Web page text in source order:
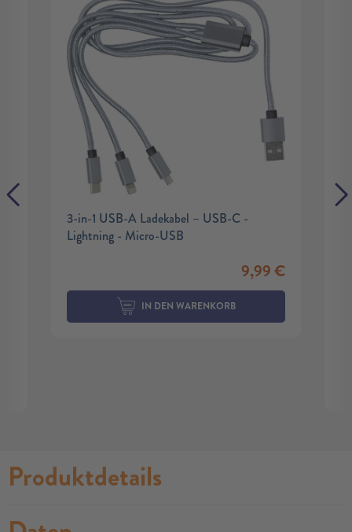
3-in-1 USB-A Ladekabel – USB-C -
Lightning - Micro-USB
9,99€
IN DEN WARENKORB
Produktdetails